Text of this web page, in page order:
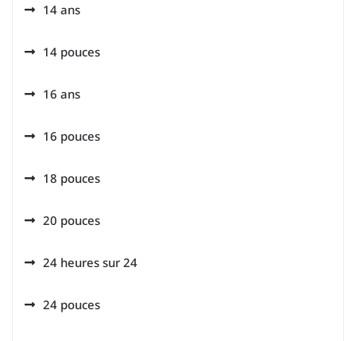
14 ans
14 pouces
16 ans
16 pouces
18 pouces
20 pouces
24 heures sur 24
24 pouces